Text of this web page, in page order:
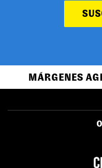
MÁRGENES